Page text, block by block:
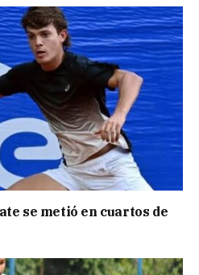
se metió en cuartos de